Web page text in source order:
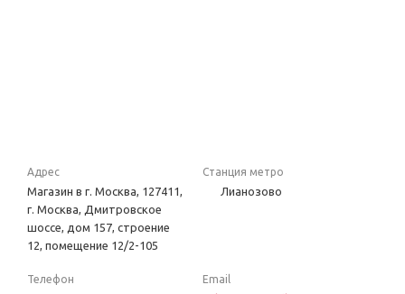
Адрес
Магазин в г. Москва, 127411,
г. Москва, Дмитровское
шоссе, дом 157, строение
12, помещение 12/2-105
Станция метро
Лианозово
Телефон Email